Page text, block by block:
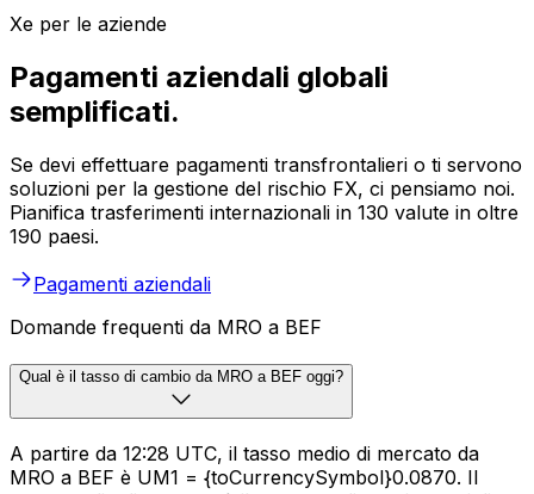
Xe per le aziende
Pagamenti aziendali globali
semplificati.
Se devi effettuare pagamenti transfrontalieri o ti servono
soluzioni per la gestione del rischio FX, ci pensiamo noi.
Pianifica trasferimenti internazionali in 130 valute in oltre
190 paesi.
Pagamenti aziendali
Domande frequenti da MRO a BEF
Qual è il tasso di cambio da MRO a BEF oggi?
A partire da 12:28 UTC, il tasso medio di mercato da
MRO a BEF è UM1 = {toCurrencySymbol}0.0870. Il